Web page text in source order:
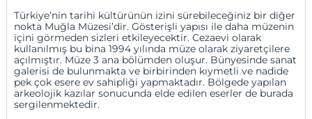
Türkiye’nin tarihi kültürünün izini sürebileceğiniz bir diğer
nokta Muğla Müzesi’dir. Gösterişli yapısı ile daha müzenin
içini görmeden sizleri etkileyecektir. Cezaevi olarak
kullanılmış bu bina 1994 yılında müze olarak ziyaretçilere
açılmıştır. Müze 3 ana bölümden oluşur. Bünyesinde sanat
galerisi de bulunmakta ve birbirinden kıymetli ve nadide
pek çok esere ev sahipliği yapmaktadır. Bölgede yapılan
arkeolojik kazılar sonucunda elde edilen eserler de burada
sergilenmektedir.